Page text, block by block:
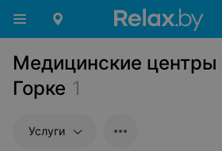
Медицинские
Горке 1
Услуги